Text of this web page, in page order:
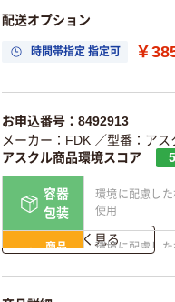
配送オプション
時間帯指定 指定可 ￥
お申込番号：8492913
メーカー：FDK ／型番：アス
アスクル商品環境スコア
容器
包装
環境に配慮し
使用
商品
環境に配慮し
詳しく見る